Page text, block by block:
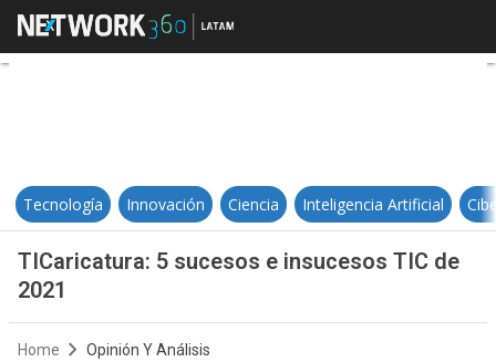
TICaricatura: 5 sucesos e
Tecnología Innovación Ciencia Inteligencia Artificial
TICaricatura: 5 sucesos e insucesos TIC de
2021
Home Opinión Y Análisis